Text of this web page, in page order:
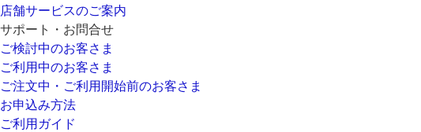
店舗サービスのご案内
サポート・お問合せ
ご検討中のお客さま
ご利用中のお客さま
ご注文中・ご利用開始前のお客さま
お申込み方法
ご利用ガイド